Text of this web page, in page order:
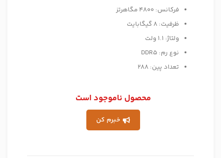
فرکانس: 4800 مگاهرتز
ظرفیت: 8 گیگابایت
ولتاژ: 1.1 ولت
نوع رم: DDR5
تعداد پین: 288
محصول ناموجود است
خبرم کن